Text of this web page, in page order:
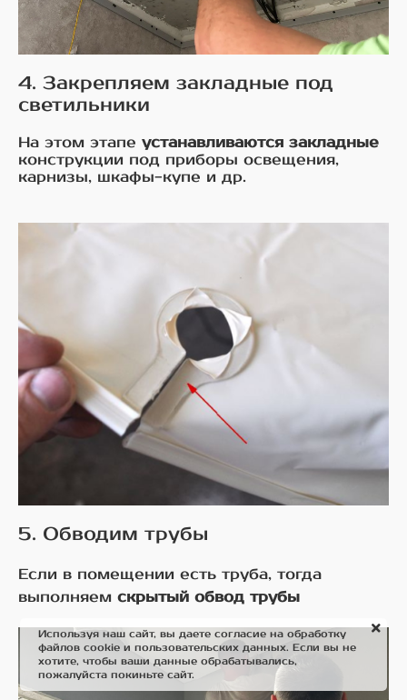
4. Закрепляем закладные под
светильники
На этом этапе устанавливаются закладные
конструкции под приборы освещения,
карнизы, шкафы-купе и др.
5. Обводим трубы
Если в помещении есть труба, тогда
выполняем скрытый обвод трубы
Используя наш сайт, вы даете согласие на обработку
файлов cookie и пользовательских данных. Если вы не
хотите, чтобы ваши данные обрабатывались,
пожалуйста покиньте сайт.